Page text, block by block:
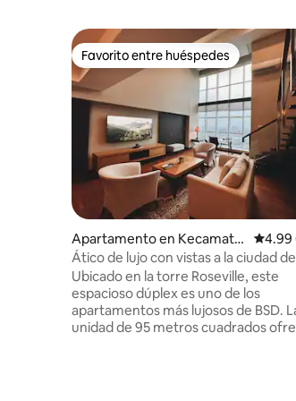
Favorito entre huéspedes
Favorito entre huéspedes
Apartamento en Kecamata
n Serpong
4.99
Ático de lujo con vistas a la ciudad
Ubicado en la torre Roseville, este
espacioso dúplex es uno de los
apartamentos más lujosos de BSD.
unidad de 95 metros cuadrados